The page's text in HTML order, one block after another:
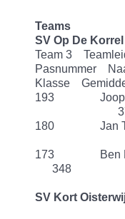
SV Op De Korrel
Team 3
Pasnummer
Klasse
193
180
173
348
SV Kort